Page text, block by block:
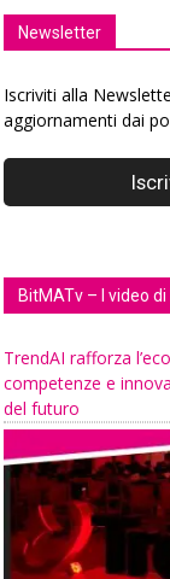
Newsletter
Iscriviti alla
aggiornamenti dai
BitMATv – I video
TrendAI rafforza
competenze e
del futuro